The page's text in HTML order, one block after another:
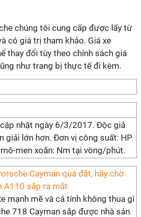
chúng tôi cung cấp được lấy từ
có giá trị tham khảo. Giá xe
thay đổi tùy theo chính sách giá
như trang bị thực tế đi kèm.
nhật ngày 6/3/2017. Độc giả
giải lớn hơn. Đơn vị công suất: HP
men xoắn: Nm tại vòng/phút.
Cayman quá đắt, hãy chờ
A110 sắp ra mắt
mạnh mẽ và cá tính không thua gì
718 Cayman sắp được nhà sản